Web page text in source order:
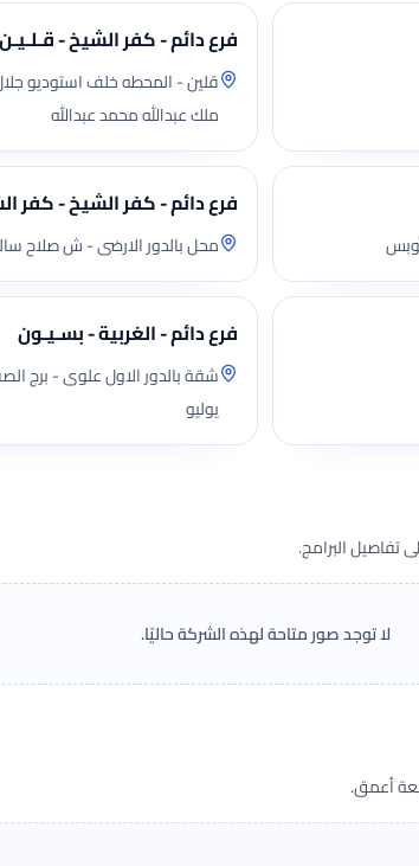
فرع دائم - كفر الشيخ - قـلـيـن
قلين - المحطه خلف استوديو
ملك عبدالله محمد عبدالله
فرع دائم - كفر الشيخ - كفر
محل بالدور الارضى - ش صلاح
فرع دائم - الغربية - بسـيـون
يوليو
تفاصيل البرامج.
لا توجد صور متاحة لهذه الشركة حاليًا.
أعمق.